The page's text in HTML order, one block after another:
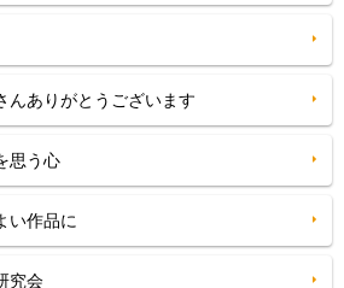
んありがとうございます
思う心
い作品に
究会